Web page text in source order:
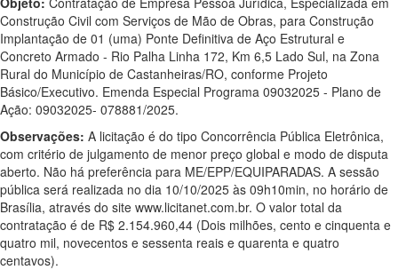
Construção Civil com Serviços de Mão de Obras, para Construção
Implantação de 01 (uma) Ponte Definitiva de Aço Estrutural e
Concreto Armado - Rio Palha Linha 172, Km 6,5 Lado Sul, na Zona
Rural do Município de Castanheiras/RO, conforme Projeto
Básico/Executivo. Emenda Especial Programa 09032025 - Plano de
Ação: 09032025- 078881/2025.
Observações: A licitação é do tipo Concorrência Pública Eletrônica,
com critério de julgamento de menor preço global e modo de disputa
aberto. Não há preferência para ME/EPP/EQUIPARADAS. A sessão
pública será realizada no dia 10/10/2025 às 09h10min, no horário de
Brasília, através do site www.licitanet.com.br. O valor total da
contratação é de R$ 2.154.960,44 (Dois milhões, cento e cinquenta e
quatro mil, novecentos e sessenta reais e quarenta e quatro
centavos).